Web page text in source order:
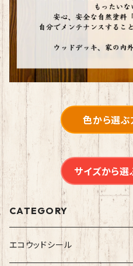
色から選
サイズから
CATEGORY
エコウッドシール